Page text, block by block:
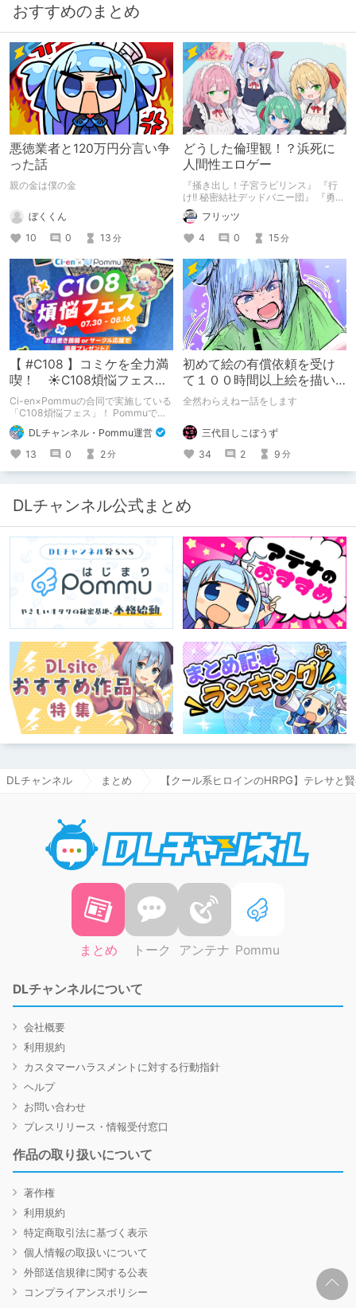
おすすめのまとめ
悪徳業者と120万円分言い争
った話
親の金は僕の金
ぼくくん
10
0 13 分
どうした倫理観！？浜死に
人間性エロゲー
『掻き出し！子宮ラビリンス』 『行
け!! 秘密結社デッドバニー団』 『勇者
ミアとツンツン猫サキュバス ~それで
も勇者はコロせない!~』 『めいどいん
めいど！』 本記事はねくすとテーマ
「人に薦めづらいけど好きな作
品」”ではない”です。 好きだったら人
に薦めるのは当たり前だよなぁ！？
フリッツ
4
0 15分
【 #C108 】コミケを全力満
喫！ ☀C108煩悩フェス☀
Pommu版のご案内
Ci-en×Pommuの合同で実施している
「C108煩悩フェス」！ Pommuでの
参加方法について、改めてこちらでも
ご案内いたします！
DLチャンネル・Pommu運営
13
0 2分
初めて絵の有償依頼を受け
て１００時間以上絵を描い
た話
全然わらえねー話をします
三代目しこぼうず
34
2 9 分
DLチャンネル公式まとめ
DLチャンネル まとめ 【クール系ヒロインのHRPG】テレサと
まとめ トーク アンテナ Pommu
DLチャンネルについて
会社概要
利用規約
カスタマーハラスメントに対する行動指針
ヘルプ
お問い合わせ
プレスリリース・情報受付窓口
作品の取り扱いについて
著作権
利用規約
特定商取引法に基づく表示
個人情報の取扱いについて
外部送信規律に関する公表
コンプライアンスポリシー